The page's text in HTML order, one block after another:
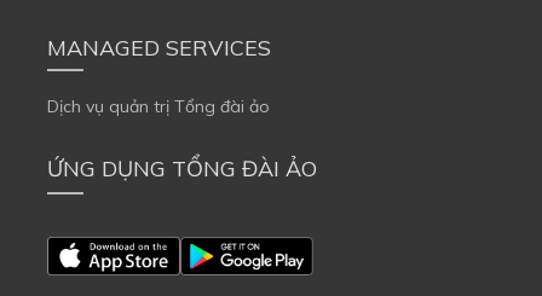
MANAGED SERVICES
Dịch vụ quản trị Tổng đài ảo
ỨNG DỤNG TỔNG ĐÀI ẢO